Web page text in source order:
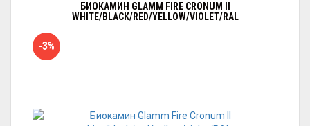
БИОКАМИН GLAMM FIRE CRONUM II
WHITE/BLACK/RED/YELLOW/VIOLET/RAL
-3%